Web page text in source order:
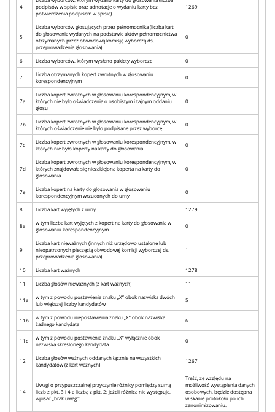
4
podpisów w spisie oraz adnotacje o wydaniu karty bez
potwierdzenia podpisem w spisie)
1269
5
Liczba wyborców głosujących przez pełnomocnika (liczba kart
do głosowania wydanych na podstawie aktów pełnomocnictwa
otrzymanych przez obwodową komisję wyborczą ds.
przeprowadzenia głosowania)
0
6 Liczba wyborców, którym wysłano pakiety wyborcze 0
7
Liczba otrzymanych kopert zwrotnych w głosowaniu
korespondencyjnym
0
7a
Liczba kopert zwrotnych w głosowaniu korespondencyjnym, w
których nie było oświadczenia o osobistym i tajnym oddaniu
głosu
0
7b
Liczba kopert zwrotnych w głosowaniu korespondencyjnym, w
których oświadczenie nie było podpisane przez wyborcę
0
7c
Liczba kopert zwrotnych w głosowaniu korespondencyjnym, w
których nie było koperty na karty do głosowania
0
7d
Liczba kopert zwrotnych w głosowaniu korespondencyjnym, w
których znajdowała się niezaklejona koperta na karty do
głosowania
0
7e
Liczba kopert na karty do głosowania w głosowaniu
korespondencyjnym wrzuconych do urny
0
8 Liczba kart wyjętych z urny 1279
8a
w tym liczba kart wyjętych z kopert na karty do głosowania w
głosowaniu korespondencyjnym
0
9
Liczba kart nieważnych (innych niż urzędowo ustalone lub
nieopatrzonych pieczęcią obwodowej komisji wyborczej ds.
przeprowadzenia głosowania)
1
10 Liczba kart ważnych
1278
11
Liczba głosów nieważnych (z kart ważnych) 11
11a
w tym z powodu postawienia znaku „X” obok nazwiska dwóch
lub większej liczby kandydatów
5
11b
w tym z powodu niepostawienia znaku „X” obok nazwiska
żadnego kandydata
6
11c
w tym z powodu postawienia znaku „X” wyłącznie obok
nazwiska skreślonego kandydata
0
12
Liczba głosów ważnych oddanych łącznie na wszystkich
kandydatów (z kart ważnych)
1267
14
Uwagi o przypuszczalnej przyczynie różnicy pomiędzy sumą
liczb z pkt. 3 i 4 a liczbą z pkt. 2; jeżeli różnica nie występuje,
wpisać „brak uwag”:
Treść, ze względu na
możliwość wystąpienia danych
osobowych, będzie dostępna
w skanie protokołu po ich
zanonimizowaniu.